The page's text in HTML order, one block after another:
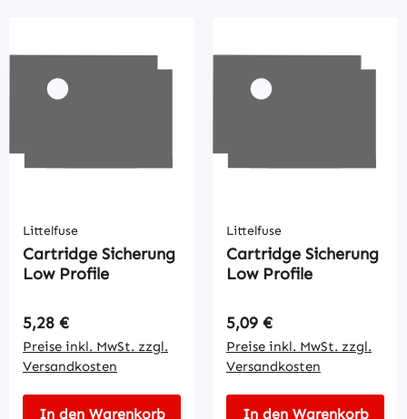
Littelfuse
Cartridge Sicherung
Low Profile
Regulärer Preis:
5,28 €
Preise inkl. MwSt. zzgl.
Versandkosten
In den Warenkorb
Littelfuse
Cartridge Sicherung
Low Profile
Regulärer Preis:
5,09 €
Preise inkl. MwSt. zzgl.
Versandkosten
In den Warenkorb